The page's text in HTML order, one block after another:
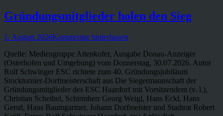
Gründungsmitglieder holen den Sieg
Veröffentlicht
1. August 2026Kommentar hinterlassen
Quelle: Mediengruppe Attenkofer, Ausgabe Donau-Anzeiger
(Osterhofen und Umgebung) vom Donnerstag, 30.07.2026. Autor
Rolf Schwinger ESC richtete zum 40. Gründungsjubiläum
Stockturnier-Dorfmeisterschaft aus Die Siegermannschaft der
Gründungsmitglieder des ESC Haardorf mit Vorsitzendem (v. l.),
Christian Scheibel, Schirmherr Georg Weigl, Hans Eckl, Hans
Gerstl, Hans Baumgartner, Johann Dorfmeister und Stadtrat Robert